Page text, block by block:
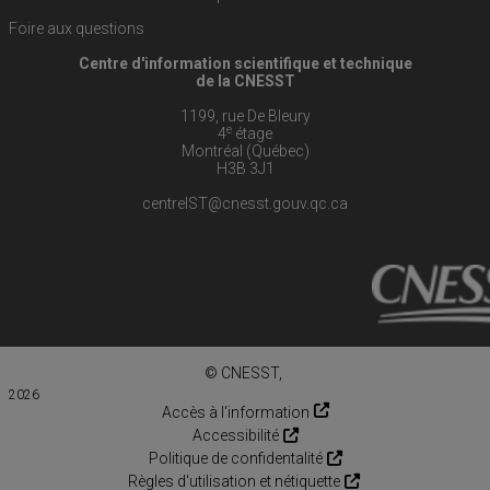
Foire aux questions
Centre d'information scientifique et technique
de la CNESST
1199, rue De Bleury
4e étage
Montréal (Québec)
H3B 3J1
centreIST@cnesst.gouv.qc.ca
© CNESST,
2026
Accès à l'information
Accessibilité
Politique de confidentalité
Règles d'utilisation et nétiquette